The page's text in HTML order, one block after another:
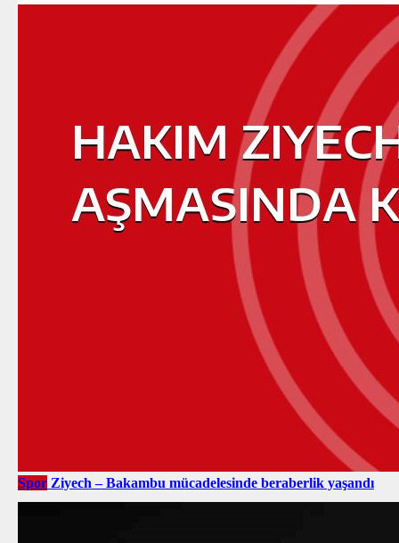
Spor Ziyech – Bakambu mücadelesinde beraberlik yaşandı